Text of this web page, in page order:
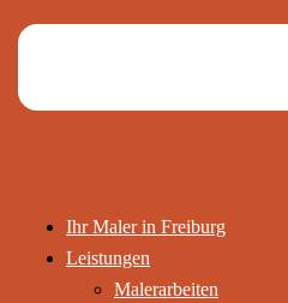
Ihr Maler in Freiburg
Leistungen
Malerarbeiten